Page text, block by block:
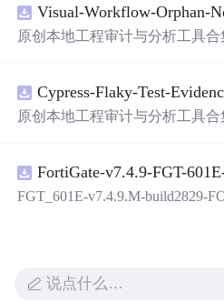
是一个非常方便和实用的工具
原创本地工程审计与分析工具
README、运行说明、功能清
权声明。解压后进入project目录
目源码、Logo、官方截图、论
材。适合前端开发、AI应用工程
原创本地工程审计与分析工具
README、运行说明、功能清
权声明。解压后进入project目录
FGT_601E-v7.4.9.M-build2829-
说点什么…